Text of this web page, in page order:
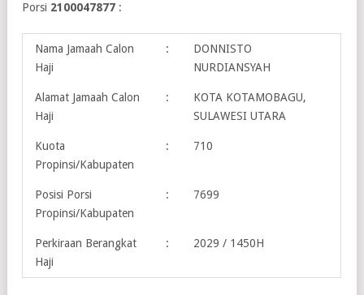
Porsi 2100047877 :
Nama Jamaah Calon
Haji
:
DONNISTO
NURDIANSYAH
Alamat Jamaah Calon
Haji
:
KOTA KOTAMOBAGU,
SULAWESI UTARA
Kuota
Propinsi/Kabupaten
: 710
Posisi Porsi
Propinsi/Kabupaten
: 7699
Perkiraan Berangkat
Haji
: 2029 / 1450H